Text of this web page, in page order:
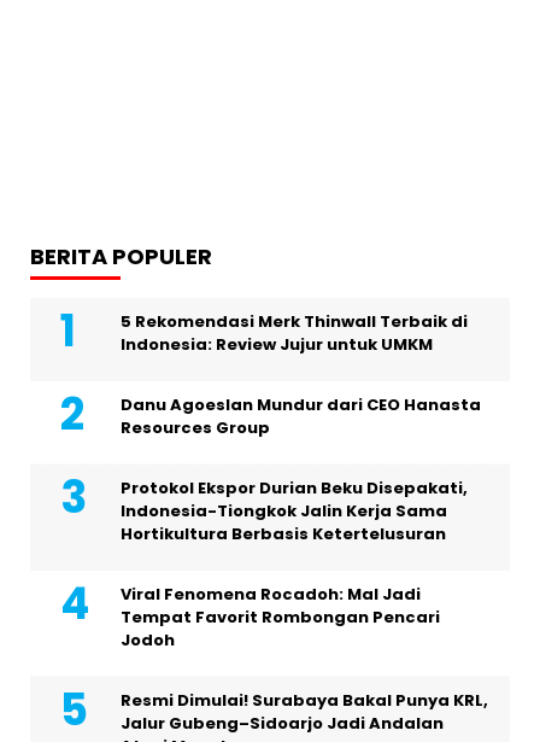
BERITA POPULER
5 Rekomendasi Merk Thinwall Terbaik di
Indonesia: Review Jujur untuk UMKM
Danu Agoeslan Mundur dari CEO Hanasta
Resources Group
Protokol Ekspor Durian Beku Disepakati,
Indonesia-Tiongkok Jalin Kerja Sama
Hortikultura Berbasis Ketertelusuran
Viral Fenomena Rocadoh: Mal Jadi
Tempat Favorit Rombongan Pencari
Jodoh
Resmi Dimulai! Surabaya Bakal Punya KRL,
Jalur Gubeng–Sidoarjo Jadi Andalan